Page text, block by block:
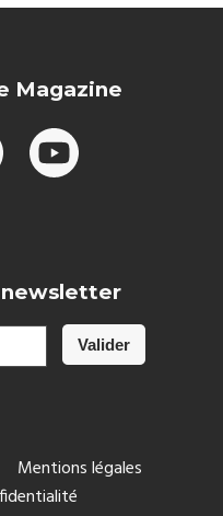
Magazine
Mentions légales